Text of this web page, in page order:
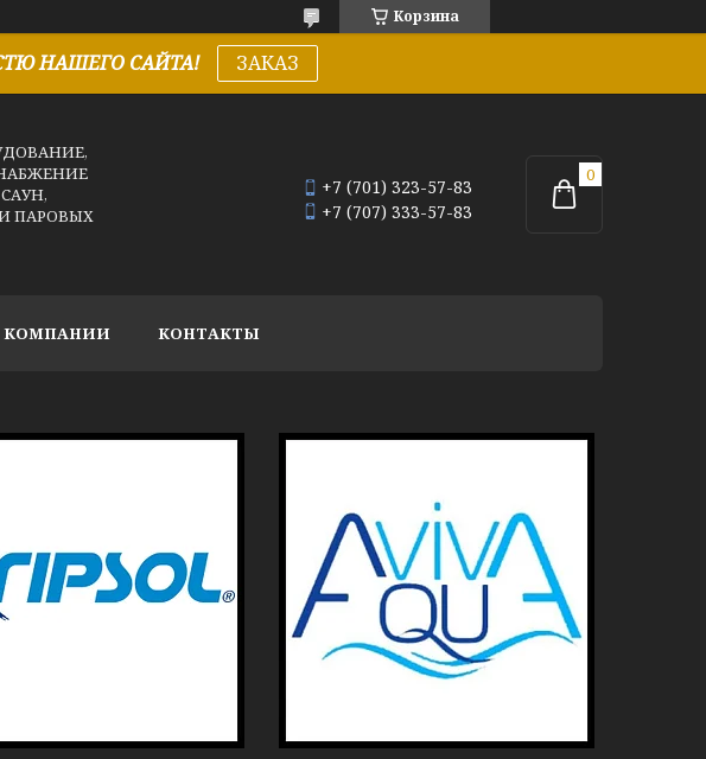
Корзина
НАШЕГО САЙТА! ЗАКАЗ
ПАРОВЫХ
+7 (701) 323-57-83
+7 (707) 333-57-83
КОМПАНИИ КОНТАКТЫ